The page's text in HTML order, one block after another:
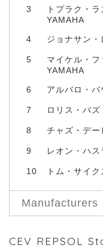
3
トプラク・
YAMAHA
4 ジョナサン
5
マイケル・フ
YAMAHA
6 アルバロ・
7 ロリス・バ
8 チャズ・デ
9 レオン・ハ
10 トム・サイ
Manufacturers
CEV REPSOL